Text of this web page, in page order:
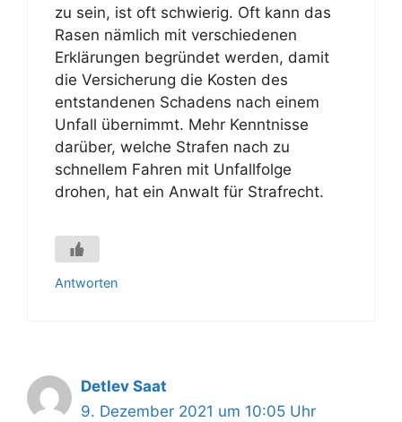
zu sein, ist oft schwierig. Oft kann das
Rasen nämlich mit verschiedenen
Erklärungen begründet werden, damit
die Versicherung die Kosten des
entstandenen Schadens nach einem
Unfall übernimmt. Mehr Kenntnisse
darüber, welche Strafen nach zu
schnellem Fahren mit Unfallfolge
drohen, hat ein Anwalt für Strafrecht.
Antworten
Detlev Saat
9. Dezember 2021 um 10:05 Uhr